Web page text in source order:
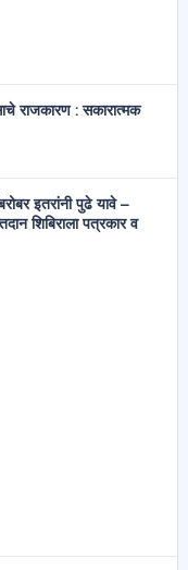
राजकारण : सकारात्मक
इतरांनी पुढे यावे –
शिबिराला पत्रकार व